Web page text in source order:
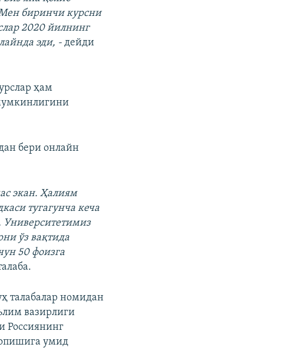
биринчи курсни
2020 йилнинг
эди, -дейди
ҳам
бери онлайн
экан. Ҳалиям
тугагунча кеча
Университетимиз
ўз вақтида
50 фоизга
талабалар номидан
вазирлиги
Россиянинг
умид